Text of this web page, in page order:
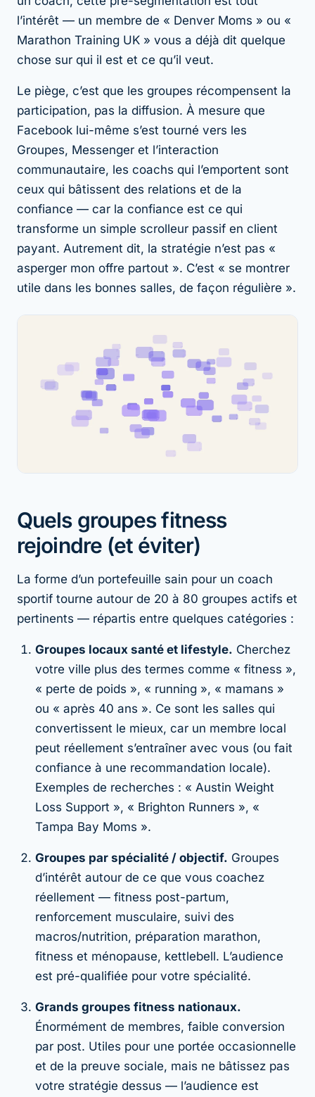
l’intérêt — un membre de « Denver Moms » ou «
Marathon Training UK » vous a déjà dit quelque
chose sur qui il est et ce qu’il veut.
Le piège, c’est que les groupes récompensent la
participation, pas la diffusion. À mesure que
Facebook lui-même s’est tourné vers les
Groupes, Messenger et l’interaction
communautaire, les coachs qui l’emportent sont
ceux qui bâtissent des relations et de la
confiance — car la confiance est ce qui
transforme un simple scrolleur passif en client
payant. Autrement dit, la stratégie n’est pas «
asperger mon offre partout ». C’est « se montrer
utile dans les bonnes salles, de façon régulière ».
Quels groupes fitness
rejoindre (et éviter)
La forme d’un portefeuille sain pour un coach
sportif tourne autour de 20 à 80 groupes actifs et
pertinents — répartis entre quelques catégories :
Groupes locaux santé et lifestyle. Cherchez
votre ville plus des termes comme « fitness »,
« perte de poids », « running », « mamans »
ou « après 40 ans ». Ce sont les salles qui
convertissent le mieux, car un membre local
peut réellement s’entraîner avec vous (ou fait
confiance à une recommandation locale).
Exemples de recherches : « Austin Weight
Loss Support », « Brighton Runners », «
Tampa Bay Moms ».
Groupes par spécialité / objectif. Groupes
d’intérêt autour de ce que vous coachez
réellement — fitness post-partum,
renforcement musculaire, suivi des
macros/nutrition, préparation marathon,
fitness et ménopause, kettlebell. L’audience
est pré-qualifiée pour votre spécialité.
Grands groupes fitness nationaux.
Énormément de membres, faible conversion
par post. Utiles pour une portée occasionnelle
et de la preuve sociale, mais ne bâtissez pas
votre stratégie dessus — l’audience est